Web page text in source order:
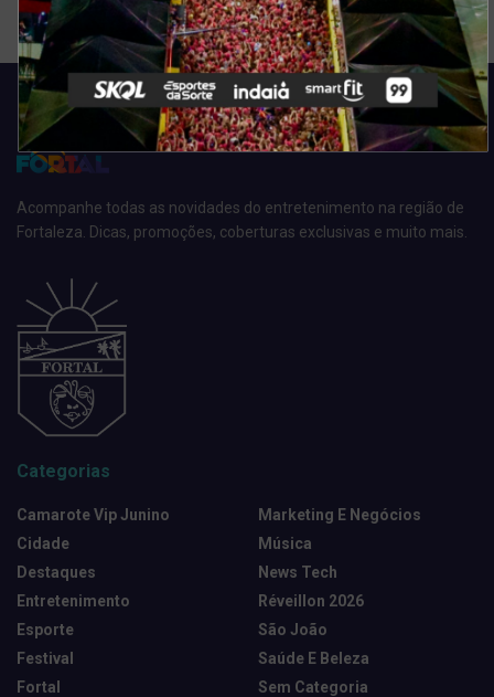
Acompanhe todas as novidades do entretenimento na região de
Fortaleza. Dicas, promoções, coberturas exclusivas e muito mais.
Categorias
Camarote Vip Junino
Cidade
Destaques
Entretenimento
Esporte
Festival
Fortal
Marketing E Negócios
Música
News Tech
Réveillon 2026
São João
Saúde E Beleza
Sem Categoria